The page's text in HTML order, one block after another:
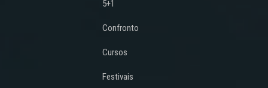
5+1
Confronto
Cursos
Festivais